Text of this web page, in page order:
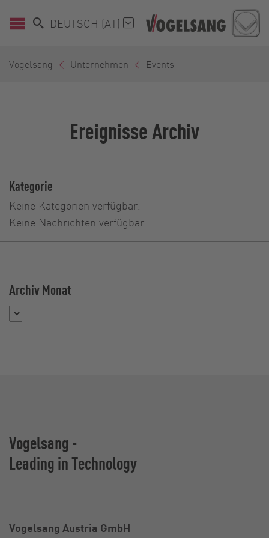
DEUTSCH (AT)
Vogelsang Unternehmen Events
Ereignisse Archiv
Kategorie
Keine Kategorien verfügbar.
Keine Nachrichten verfügbar.
Archiv Monat
Monat auswählen
Vogelsang -
Leading in Technology
Vogelsang Austria GmbH